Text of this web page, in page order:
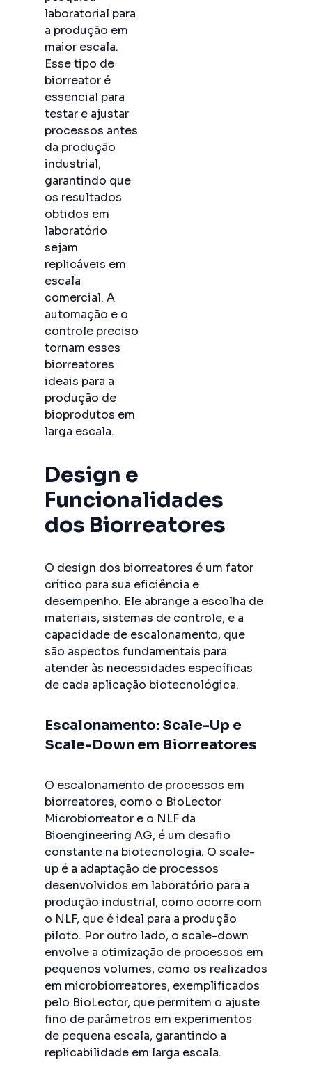
laboratorial para
a produção em
maior escala.
Esse tipo de
biorreator é
essencial para
testar e ajustar
processos antes
da produção
industrial,
garantindo que
os resultados
obtidos em
laboratório
sejam
replicáveis em
escala
comercial. A
automação e o
controle preciso
tornam esses
biorreatores
ideais para a
produção de
bioprodutos em
larga escala.
Design e
Funcionalidades
dos Biorreatores
O design dos biorreatores é um fator
crítico para sua eficiência e
desempenho. Ele abrange a escolha de
materiais, sistemas de controle, e a
capacidade de escalonamento, que
são aspectos fundamentais para
atender às necessidades específicas
de cada aplicação biotecnológica.
Escalonamento: Scale-Up e
Scale-Down em Biorreatores
O escalonamento de processos em
biorreatores, como o BioLector
Microbiorreator e o NLF da
Bioengineering AG, é um desafio
constante na biotecnologia. O scale-
up é a adaptação de processos
desenvolvidos em laboratório para a
produção industrial, como ocorre com
o NLF, que é ideal para a produção
piloto. Por outro lado, o scale-down
envolve a otimização de processos em
pequenos volumes, como os realizados
em microbiorreatores, exemplificados
pelo BioLector, que permitem o ajuste
fino de parâmetros em experimentos
de pequena escala, garantindo a
replicabilidade em larga escala.